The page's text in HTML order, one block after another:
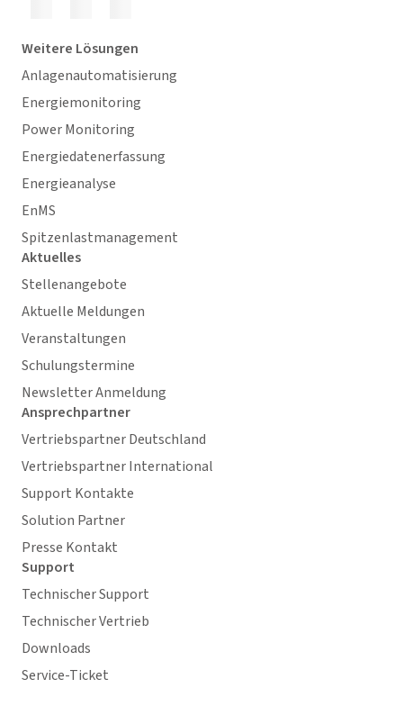
Weitere Lösungen
Anlagenautomatisierung
Energiemonitoring
Power Monitoring
Energiedatenerfassung
Energieanalyse
EnMS
Spitzenlastmanagement
Aktuelles
Stellenangebote
Aktuelle Meldungen
Veranstaltungen
Schulungstermine
Newsletter Anmeldung
Ansprechpartner
Vertriebspartner Deutschland
Vertriebspartner International
Support Kontakte
Solution Partner
Presse Kontakt
Support
Technischer Support
Technischer Vertrieb
Downloads
Service-Ticket